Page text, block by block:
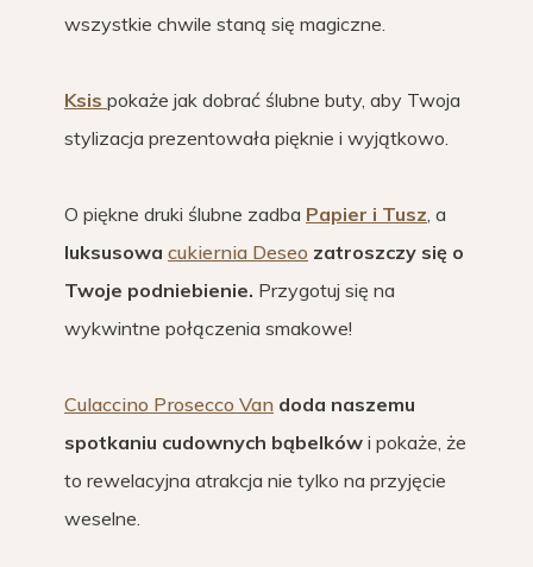
wszystkie chwile staną się magiczne.
Ksis pokaże jak dobrać ślubne buty, aby Twoja
stylizacja prezentowała pięknie i wyjątkowo.
O piękne druki ślubne zadba Papier i Tusz, a
luksusowa cukiernia Deseo zatroszczy się o
Twoje podniebienie. Przygotuj się na
wykwintne połączenia smakowe!
Culaccino Prosecco Van doda naszemu
spotkaniu cudownych bąbelków i pokaże, że
to rewelacyjna atrakcja nie tylko na przyjęcie
weselne.